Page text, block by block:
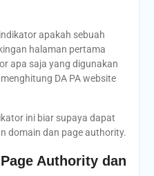
apakah sebuah
halaman pertama
apa saja yang digunakan
DA PA website
ini biar supaya dapat
domain dan page authority.
Authority dan